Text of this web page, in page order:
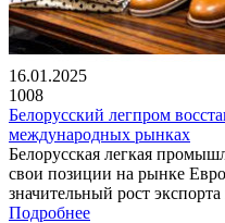
16.01.2025
1008
Белорусский легпром
международных рынках
Белорусская легкая
свои позиции на рынке
значительный рост экспорта
Подробнее